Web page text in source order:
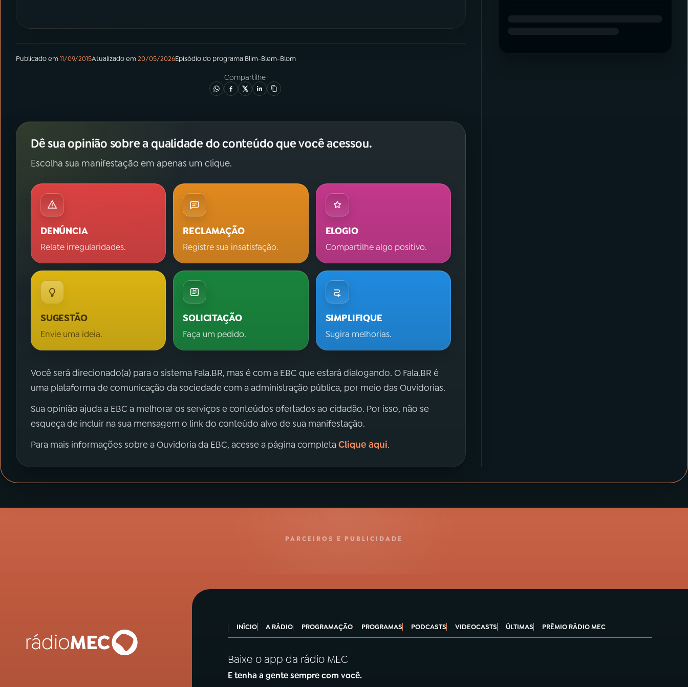
Publicado em11/09/2015Atualizado em20/05/2026Episódiodo programa Blim-Blem-Blom
Compartilhe
Dê sua opinião sobre a qualidade do conteúdo que você acessou.
Escolha sua manifestação em apenas um clique.
DENÚNCIA
Relate irregularidades.
RECLAMAÇÃO
Registre sua insatisfação.
ELOGIO
Compartilhe algo positivo.
SUGESTÃO
Envie uma ideia.
SOLICITAÇÃO
Faça um pedido.
SIMPLIFIQUE
Sugira melhorias.
Você será direcionado(a) para o sistema Fala.BR, mas é com a EBC que estará dialogando. O Fala.BR é
uma plataforma de comunicação da sociedade com a administração pública, por meio das Ouvidorias.
Sua opinião ajuda a EBC a melhorar os serviços e conteúdos ofertados ao cidadão. Por isso, não se
esqueça de incluir na sua mensagem o link do conteúdo alvo de sua manifestação.
Para mais informações sobre a Ouvidoria da EBC, acesse a página completaClique aqui.
PARCEIROS E PUBLICIDADE
INÍCIO A RÁDIO PROGRAMAÇÃO PROGRAMAS PODCASTS VIDEOCASTS ÚLTIMAS PRÊMIO RÁDIO MEC
Baixe o app da rádio MEC
E tenha a gente sempre com você.